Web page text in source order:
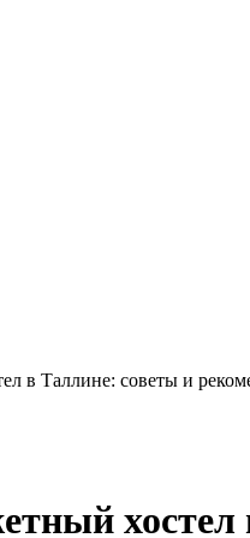
в Таллине: советы и